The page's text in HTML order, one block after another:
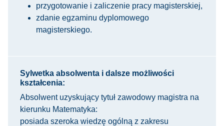
przygotowanie i zaliczenie pracy magisterskiej,
zdanie egzaminu dyplomowego
magisterskiego.
Sylwetka absolwenta i dalsze możliwości
kształcenia:
Absolwent uzyskujący tytuł zawodowy magistra na
kierunku Matematyka:
posiada szeroka wiedzę ogólną z zakresu